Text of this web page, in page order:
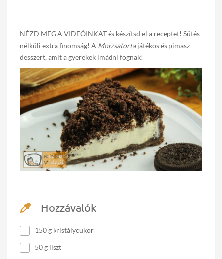
NÉZD MEG A VIDEÓINKAT és készítsd el a receptet! Sütés
nélküli extra finomság! A Morzsatortajátékos és pimasz
desszert, amit a gyerekek imádni fognak!
Hozzávalók
150 g kristálycukor
50 g liszt